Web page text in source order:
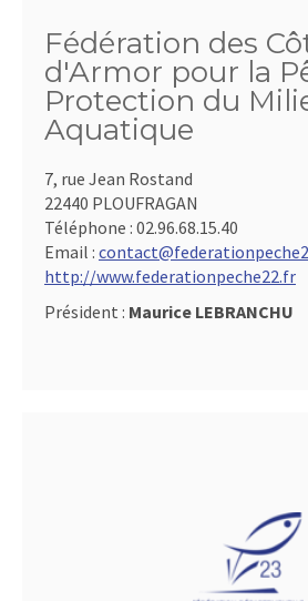
Fédération des
d'Armor pour la
Protection du
Aquatique
7, rue Jean Rostand
22440 PLOUFRAGAN
Téléphone : 02.96.68.15.40
Email :
http://www.federationpeche22.fr
Président : Maurice LEBRANCHU